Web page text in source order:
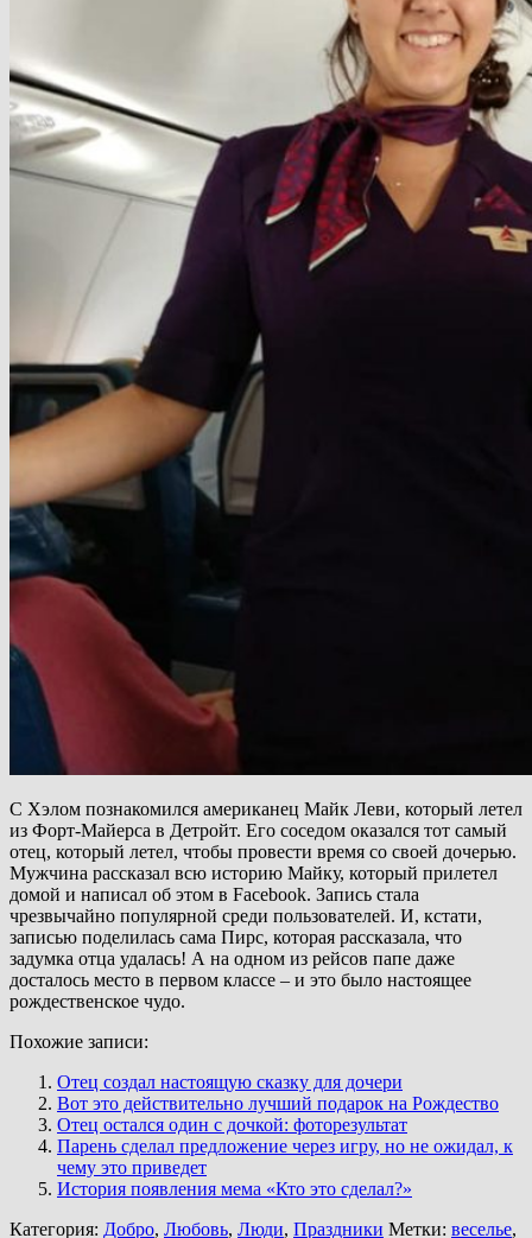
С Хэлом познакомился американец Майк Леви, который летел
из Форт-Майерса в Детройт. Его соседом оказался тот самый
отец, который летел, чтобы провести время со своей дочерью.
Мужчина рассказал всю историю Майку, который прилетел
домой и написал об этом в Facebook. Запись стала
чрезвычайно популярной среди пользователей. И, кстати,
записью поделилась сама Пирс, которая рассказала, что
задумка отца удалась! А на одном из рейсов папе даже
досталось место в первом классе – и это было настоящее
рождественское чудо.
Похожие записи:
Отец создал настоящую сказку для дочери
Вот это действительно лучший подарок на Рождество
Отец остался один с дочкой: фоторезультат
Парень сделал предложение через игру, но не ожидал, к
чему это приведет
История появления мема «Кто это сделал?»
Категория: Добро, Любовь, Люди, Праздники Метки: веселье,